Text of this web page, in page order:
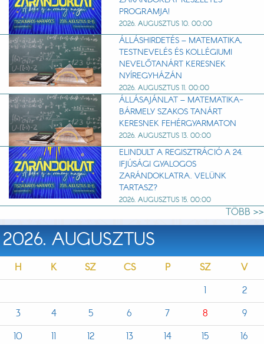
PROGRAMJA!
2026. AUGUSZTUS 10. 00:00
ÁLLÁSHIRDETÉS – MATEMATIKA,
TESTNEVELÉS ÉS KOLLÉGIUMI
NEVELŐTANÁRT KERESNEK
NYÍREGYHÁZÁN
2026. AUGUSZTUS 11. 00:00
ÁLLÁSAJÁNLAT – MATEMATIKA-
BÁRMELY SZAKOS TANÁRT
KERESNEK FEHÉRGYARMATON
2026. AUGUSZTUS 13. 00:00
ELINDULT A REGISZTRÁCIÓ A 24.
IFJÚSÁGI GYALOGOS
ZARÁNDOKLATRA. VELÜNK
TARTASZ?
2026. AUGUSZTUS 15. 00:00
TÖBB >>
2026. AUGUSZTUS
H K SZ CS P SZ
V
1
2
3
4 5 6 7 8
9
10
11 12 13 14 15
16